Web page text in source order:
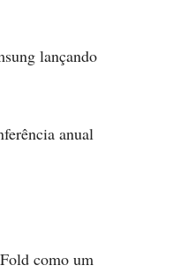
lançando
anual
como um